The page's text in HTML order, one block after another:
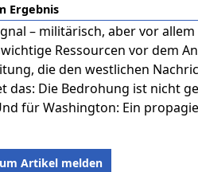
Ergebnis
– militärisch, aber vor
Ressourcen vor dem
die den westlichen
das: Die Bedrohung ist nicht
für Washington: Ein
Artikel melden